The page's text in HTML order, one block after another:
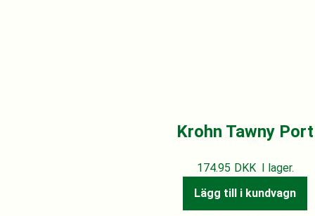
Krohn Tawny Port
174.95 DKK I lager.
Lägg till i kundvagn